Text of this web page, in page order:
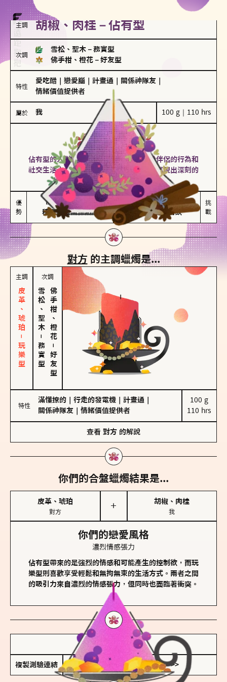
主調 胡椒、肉桂－佔有型
次調
雪松、聖木 － 務實型
佛手柑、橙花 － 好友型
特性
愛吃醋 戀愛腦 計畫通 關係神隊友
情緒價值提供者
屬於 我 100 g｜110 hrs
佔有型
胡椒、肉桂
佔有型的人對愛情有強烈的保護欲，對於伴侶的行為和
社交生活十分敏感、容易吃醋。在關係中展現出深刻的
投入和激情，但也可能讓人感到窒息。
優
勢
能建立緊密關係
積極維繫關係熱度
嫉妒心較強
可能出現控制欲
挑
戰
對方 的主調蠟燭是...
主調
皮革、琥珀－玩樂型
次調
雪松、聖木
－
務實型
佛手柑、橙花
－
好友型
特性
滿懂撩的 行走的發電機 計畫通
關係神隊友
情緒價值提供者
100 g
110 hrs
查看 對方 的解說
你們的合盤蠟燭結果是...
皮革、琥珀
對方
＋
胡椒、肉桂
我
你們的戀愛風格
濃烈情感張力
佔有型帶來的是強烈的情感和可能產生的控制欲，而玩
樂型則喜歡享受輕鬆和無拘無束的生活方式。兩者之間
的吸引力來自濃烈的情感張力，但同時也面臨著衝突。
儲存我的結果圖
複製測驗連結 查看香氛類型全解析 >>>